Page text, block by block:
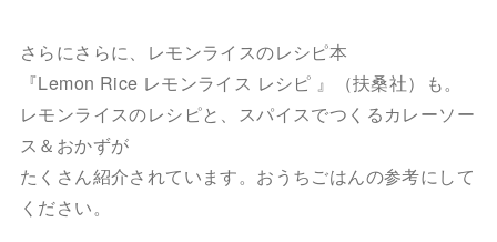
さらにさらに、レモンライスのレシピ本
『Lemon Rice レモンライス レシピ 』（扶桑社）も。
レモンライスのレシピと、スパイスでつくるカレーソー
ス＆おかずが
たくさん紹介されています。おうちごはんの参考にして
ください。